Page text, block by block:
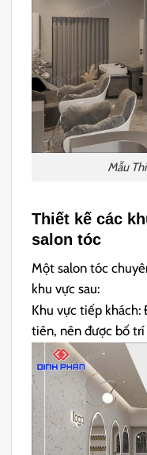
Mẫu
Thiết kế các
salon tóc
Một salon tóc
khu vực sau:
Khu vực tiếp khách:
tiên, nên được bố